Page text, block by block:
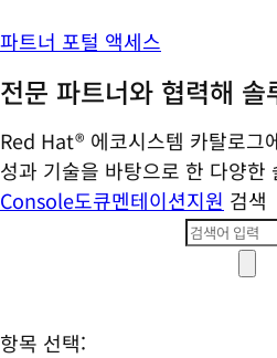
파트너 포털 액세스
전문 파트너와 협력해 솔
Red Hat® 에코시스템 카탈로그
성과 기술을 바탕으로 한 다양한
Console도큐멘테이션지원 검색
항목 선택: